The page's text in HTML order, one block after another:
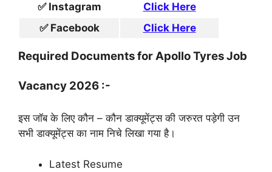
✅ Instagram
Click Here
✅ Facebook
Click Here
Required Documents for Apollo Tyres Job
Vacancy 2026 :-
इस जॉब के लिए कौन – कौन डाक्यूमेंट्स की जरुरत पड़ेगी उन
सभी डाक्यूमेंट्स का नाम निचे लिखा गया है।
Latest Resume